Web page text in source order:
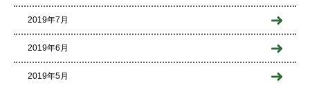
2019年7月
2019年6月
2019年5月